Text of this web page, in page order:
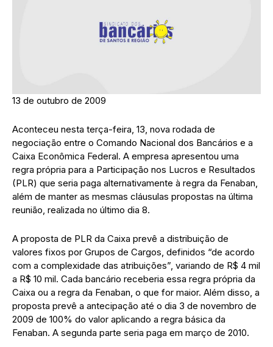
13 de outubro de 2009
Aconteceu nesta terça-feira, 13, nova rodada de
negociação entre o Comando Nacional dos Bancários e a
Caixa Econômica Federal. A empresa apresentou uma
regra própria para a Participação nos Lucros e Resultados
(PLR) que seria paga alternativamente à regra da Fenaban,
além de manter as mesmas cláusulas propostas na última
reunião, realizada no último dia 8.
A proposta de PLR da Caixa prevê a distribuição de
valores fixos por Grupos de Cargos, definidos “de acordo
com a complexidade das atribuições”, variando de R$ 4 mil
a R$ 10 mil. Cada bancário receberia essa regra própria da
Caixa ou a regra da Fenaban, o que for maior. Além disso, a
proposta prevê a antecipação até o dia 3 de novembro de
2009 de 100% do valor aplicando a regra básica da
Fenaban. A segunda parte seria paga em março de 2010.